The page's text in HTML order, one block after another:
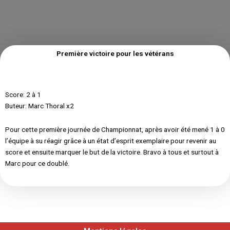
Première victoire pour les vétérans
Score: 2 à 1
Buteur: Marc Thoral x2
Pour cette première journée de Championnat, après avoir été mené 1 à 0
l’équipe à su réagir grâce à un état d’esprit exemplaire pour revenir au
score et ensuite marquer le but de la victoire. Bravo à tous et surtout à
Marc pour ce doublé.